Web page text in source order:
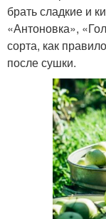
брать сладкие и
«Антоновка»,
сорта, как
после сушки.